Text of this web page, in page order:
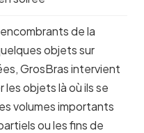
de la
objets sur
GrosBras intervient
objets là où ils se
volumes importants
ou les fins de